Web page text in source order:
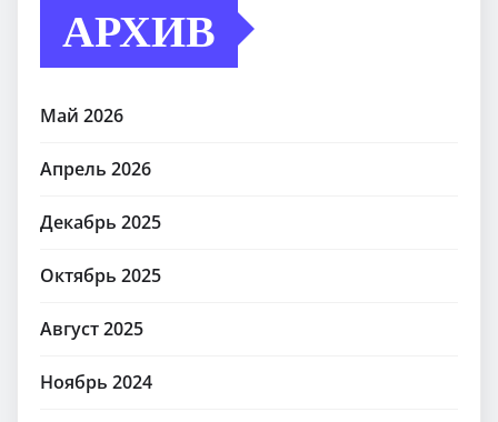
АРХИВ
Май 2026
Апрель 2026
Декабрь 2025
Октябрь 2025
Август 2025
Ноябрь 2024